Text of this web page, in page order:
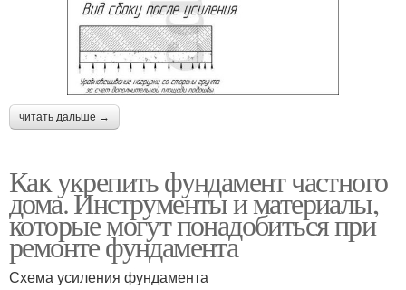
читать дальше →
Как укрепить фундамент частного
дома. Инструменты и материалы,
которые могут понадобиться при
ремонте фундамента
Схема усиления фундамента